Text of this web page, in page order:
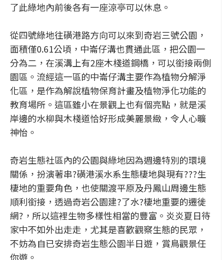
了此綠地內前後各有一座涼亭可以休息。
從四號綠地往磺港路方向可以來到奇岩三號公園，
面積僅0.61公頃，中崙仔溝也貫通此區，把公園一
分為二，在溪溝上有2座木棧道鋼橋，可以銜接兩側
園區。流經這一區的中崙仔溝主要作為植物分解淨
化區，是作為解說植物保育計畫及植物淨化功能的
教育場所。這區雖小在景觀上也有個亮點，就是溪
岸邊的水柳與木棧道恰好形成美麗景緻，令人心曠
神怡。
奇岩生態社區內的公園與綠地因為週邊特別的環境
關係，扮演著串?磺港溪水系生態棲地與現有???生
棲地的重要角色，也使關渡平原及丹鳳山周邊生態
順利銜接，透過奇岩公園建?了水?棲地重要的遷徙
網?，所以這裡生物多樣性相當的豐富。炎炎夏日待
家中不如外出走走，尤其是喜歡觀察生態的民眾，
不妨為自已安排奇岩生態公園半日遊，賞鳥觀景任
你遊。